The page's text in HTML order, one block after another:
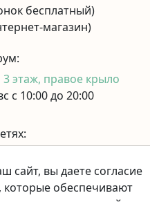
бесплатный)
магазин)
этаж, правое крыло
с 10:00 до 20:00
оплате:
сайт, вы даете согласие
которые обеспечивают